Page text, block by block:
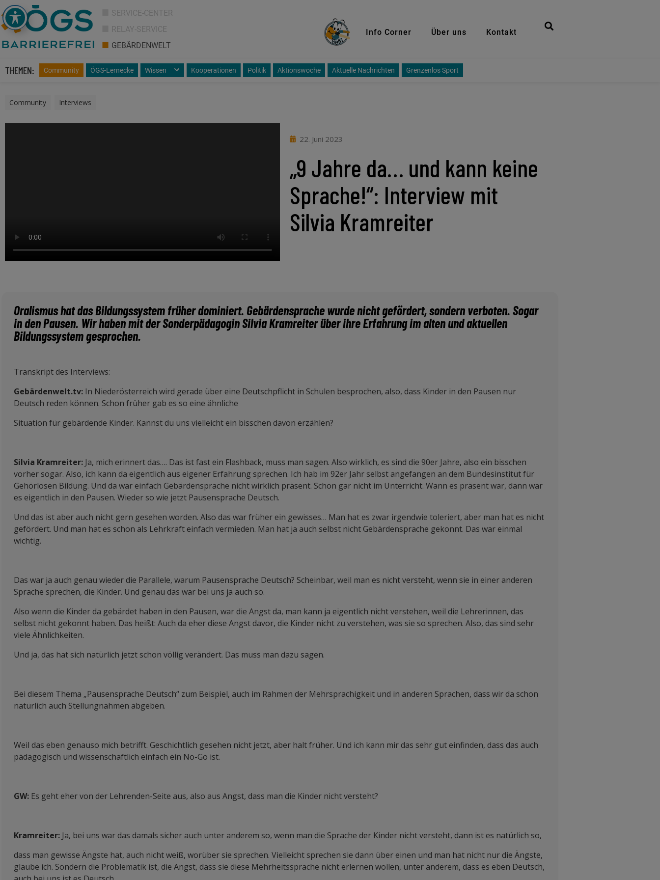
SERVICE-CENTER
RELAY-SERVICE
GEBÄRDENWELT
GeKi Info Corner Über uns Kontakt
THEMEN: Community ÖGS-Lernecke Wissen Kooperationen Politik Aktionswoche Aktuelle Nachrichten Grenzenlos Sport
Community Interviews
22. Juni 2023
„9 Jahre da… und kann keine
Sprache!“: Interview mit
Silvia Kramreiter
Oralismus hat das Bildungssystem früher dominiert. Gebärdensprache wurde nicht gefördert, sondern verboten. Sogar
in den Pausen. Wir haben mit der Sonderpädagogin Silvia Kramreiter über ihre Erfahrung im alten und aktuellen
Bildungssystem gesprochen.
Transkript des Interviews:
Gebärdenwelt.tv: In Niederösterreich wird gerade über eine Deutschpflicht in Schulen besprochen, also, dass Kinder in den Pausen nur
Deutsch reden können. Schon früher gab es so eine ähnliche
Situation für gebärdende Kinder. Kannst du uns vielleicht ein bisschen davon erzählen?
Silvia Kramreiter: Ja, mich erinnert das…. Das ist fast ein Flashback, muss man sagen. Also wirklich, es sind die 90er Jahre, also ein bisschen
vorher sogar. Also, ich kann da eigentlich aus eigener Erfahrung sprechen. Ich hab im 92er Jahr selbst angefangen an dem Bundesinstitut für
Gehörlosen Bildung. Und da war einfach Gebärdensprache nicht wirklich präsent. Schon gar nicht im Unterricht. Wann es präsent war, dann war
es eigentlich in den Pausen. Wieder so wie jetzt Pausensprache Deutsch.
Und das ist aber auch nicht gern gesehen worden. Also das war früher ein gewisses… Man hat es zwar irgendwie toleriert, aber man hat es nicht
gefördert. Und man hat es schon als Lehrkraft einfach vermieden. Man hat ja auch selbst nicht Gebärdensprache gekonnt. Das war einmal
wichtig.
Das war ja auch genau wieder die Parallele, warum Pausensprache Deutsch? Scheinbar, weil man es nicht versteht, wenn sie in einer anderen
Sprache sprechen, die Kinder. Und genau das war bei uns ja auch so.
Also wenn die Kinder da gebärdet haben in den Pausen, war die Angst da, man kann ja eigentlich nicht verstehen, weil die Lehrerinnen, das
selbst nicht gekonnt haben. Das heißt: Auch da eher diese Angst davor, die Kinder nicht zu verstehen, was sie so sprechen. Also, das sind sehr
viele Ähnlichkeiten.
Und ja, das hat sich natürlich jetzt schon völlig verändert. Das muss man dazu sagen.
Bei diesem Thema „Pausensprache Deutsch“ zum Beispiel, auch im Rahmen der Mehrsprachigkeit und in anderen Sprachen, dass wir da schon
natürlich auch Stellungnahmen abgeben.
Weil das eben genauso mich betrifft. Geschichtlich gesehen nicht jetzt, aber halt früher. Und ich kann mir das sehr gut einfinden, dass das auch
pädagogisch und wissenschaftlich einfach ein No-Go ist.
GW: Es geht eher von der Lehrenden-Seite aus, also aus Angst, dass man die Kinder nicht versteht?
Kramreiter: Ja, bei uns war das damals sicher auch unter anderem so, wenn man die Sprache der Kinder nicht versteht, dann ist es natürlich so,
dass man gewisse Ängste hat, auch nicht weiß, worüber sie sprechen. Vielleicht sprechen sie dann über einen und man hat nicht nur die Ängste,
glaube ich. Sondern die Problematik ist, die Angst, dass sie diese Mehrheitssprache nicht erlernen wollen, unter anderem, dass es eben Deutsch,